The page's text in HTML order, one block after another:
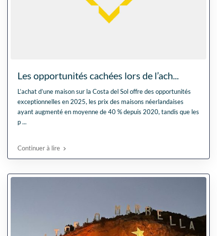
Les opportunités cachées lors de l’ach...
L’achat d’une maison sur la Costa del Sol offre des opportunités
exceptionnelles en 2025, les prix des maisons néerlandaises
ayant augmenté en moyenne de 40 % depuis 2020, tandis que les
p...
Continuer à lire